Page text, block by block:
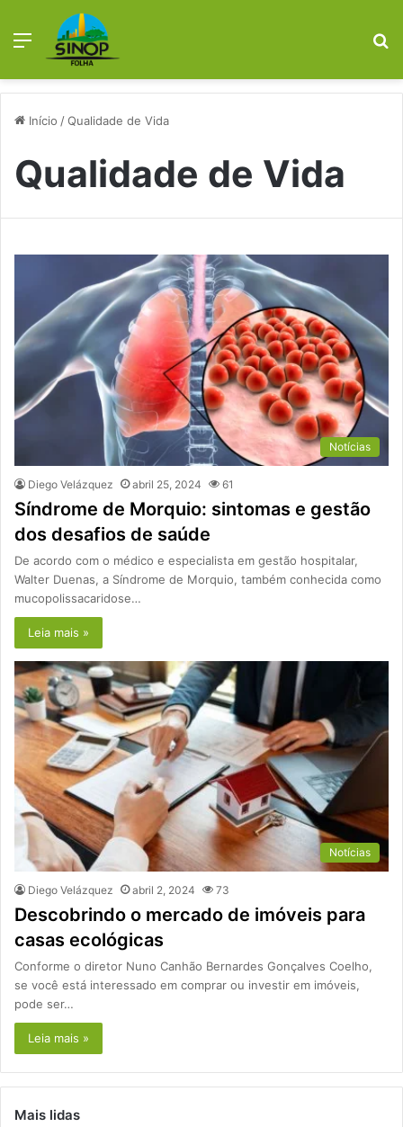
Menu
Início /Qualidade de Vida
Qualidade de Vida
Notícias
Diego Velázquez abril 25, 2024 61
Síndrome de Morquio: sintomas e gestão
dos desafios de saúde
De acordo com o médico e especialista em gestão hospitalar,
Walter Duenas, a Síndrome de Morquio, também conhecida como
mucopolissacaridose…
Leia mais »
Notícias
Diego Velázquez abril 2, 2024 73
Descobrindo o mercado de imóveis para
casas ecológicas
Conforme o diretor Nuno Canhão Bernardes Gonçalves Coelho,
se você está interessado em comprar ou investir em imóveis,
pode ser…
Leia mais »
Mais lidas